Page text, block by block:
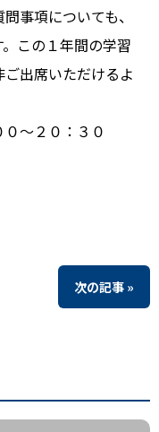
事項についても、
この１年間の学習
出席いただけるよ
〜２０：３０
次の記事 »